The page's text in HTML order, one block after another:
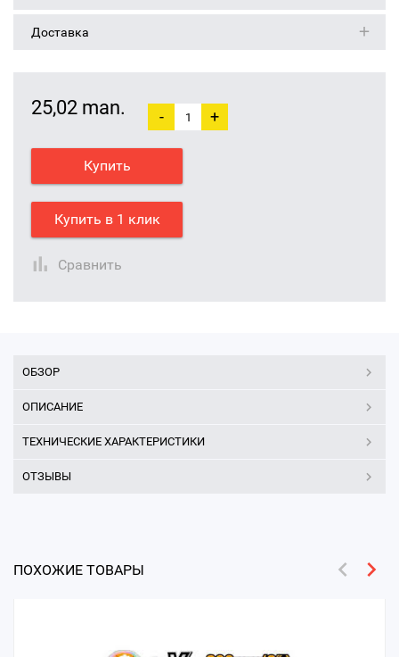
Доставка
25,02 man. - +
Купить
Купить в 1 клик
Сравнить
ОБЗОР
ОПИСАНИЕ
ТЕХНИЧЕСКИЕ ХАРАКТЕРИСТИКИ
ОТЗЫВЫ
ПОХОЖИЕ ТОВАРЫ